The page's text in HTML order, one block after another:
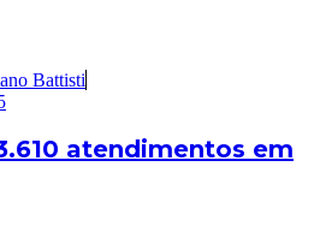
Battisti
atendimentos em